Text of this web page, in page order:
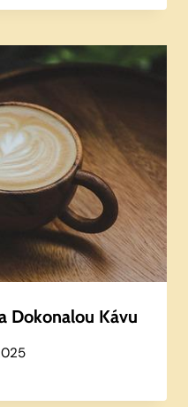
Dokonalou Kávu